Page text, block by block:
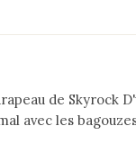
de Skyrock
avec les